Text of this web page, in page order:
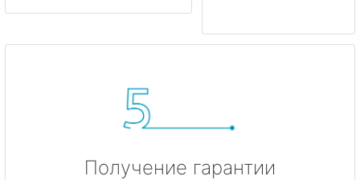
Получение гарантии